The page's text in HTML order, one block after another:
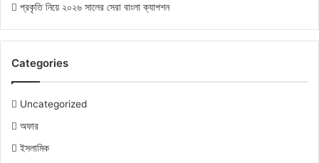
প্রকৃতি নিয়ে ২০২৬ সালের সেরা বাংলা ক্যাপশন
Categories
Uncategorized
অফার
ইসলামিক